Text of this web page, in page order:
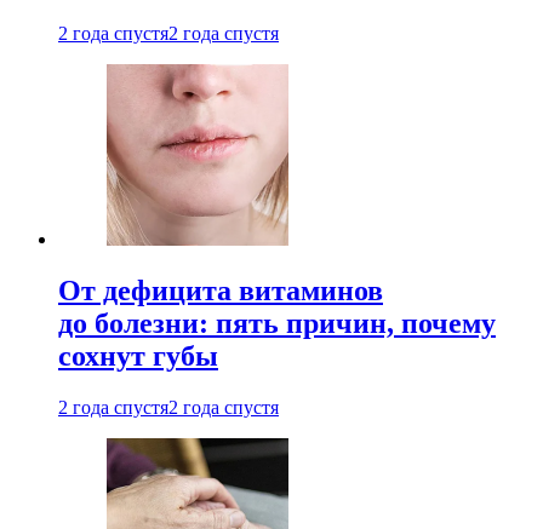
2 года спустя2 года спустя
От дефицита витаминов
до болезни: пять причин, почему
сохнут губы
2 года спустя2 года спустя